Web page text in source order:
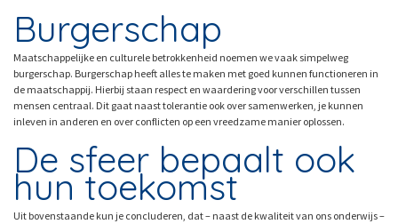
Burgerschap
Maatschappelijke en culturele betrokkenheid noemen we vaak simpelweg
burgerschap. Burgerschap heeft alles te maken met goed kunnen functioneren in
de maatschappij. Hierbij staan respect en waardering voor verschillen tussen
mensen centraal. Dit gaat naast tolerantie ook over samenwerken, je kunnen
inleven in anderen en over conflicten op een vreedzame manier oplossen.
De sfeer bepaalt ook
hun toekomst
Uit bovenstaande kun je concluderen, dat – naast de kwaliteit van ons onderwijs –